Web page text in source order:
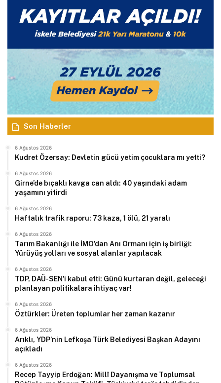
Son Haberler
6 Ağustos 2026
Kudret Özersay: Devletin gücü yetim çocuklara mı yetti?
6 Ağustos 2026
Girne’de bıçaklı kavga can aldı: 40 yaşındaki adam
yaşamını yitirdi
6 Ağustos 2026
Haftalık trafik raporu: 73 kaza, 1 ölü, 21 yaralı
6 Ağustos 2026
Tarım Bakanlığı ile İMO’dan Anı Ormanı için iş birliği:
Yürüyüş yolları ve sosyal alanlar yapılacak
6 Ağustos 2026
TDP, DAÜ-SEN’i kabul etti: Günü kurtaran değil, geleceği
planlayan politikalara ihtiyaç var!
6 Ağustos 2026
Öztürkler: Üreten toplumlar her zaman kazanır
6 Ağustos 2026
Arıklı, YDP’nin Lefkoşa Türk Belediyesi Başkan Adayını
açıkladı
6 Ağustos 2026
Recep Tayyip Erdoğan: Millî Dayanışma ve Toplumsal